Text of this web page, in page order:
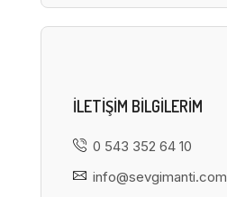
ILETIŞIM BILGILERIM
0 543 352 64 10
info@sevgimanti.com